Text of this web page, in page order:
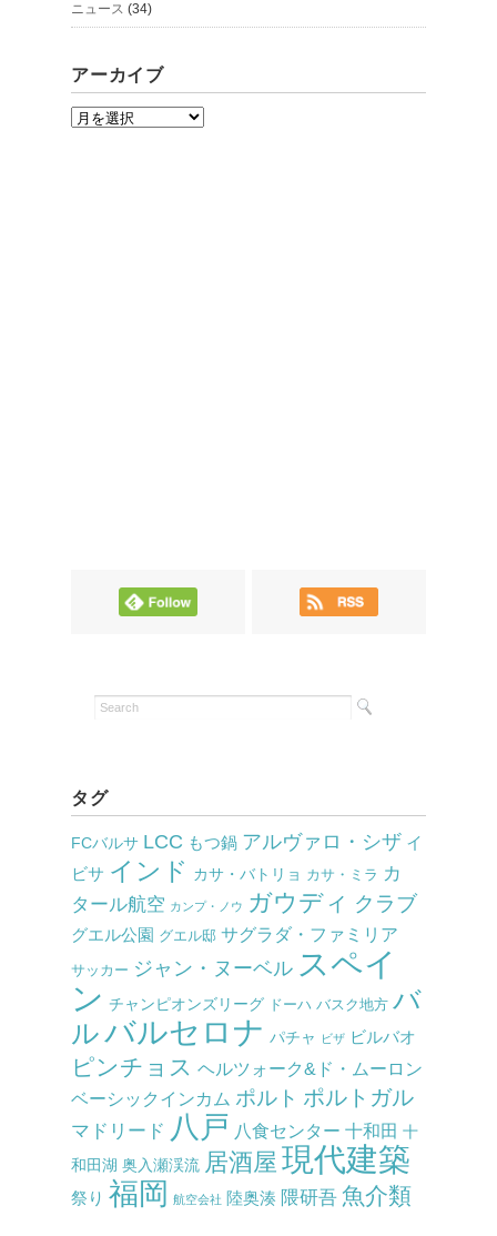
ニュース (34)
アーカイブ
ア
タグ
FCバルサ LCC もつ鍋 アルヴァロ・シザ イ
ビサ インド カサ・バトリョ カサ・ミラ カ
タール航空 カンプ・ノウ ガウディ クラブ
グエル公園 グエル邸 サグラダ・ファミリア
サッカー ジャン・ヌーベル スペイ
ン チャンピオンズリーグ ドーハ バスク地方 バ
ルバルセロナ パチャ ビザ ビルバオ
ピンチョス ヘルツォーク&ド・ムーロン
ベーシックインカム ポルト ポルトガル
マドリード 八戸 八食センター 十和田 十
和田湖 奥入瀬渓流 居酒屋 現代建築
祭り 福岡 航空会社 陸奥湊 隈研吾 魚介類